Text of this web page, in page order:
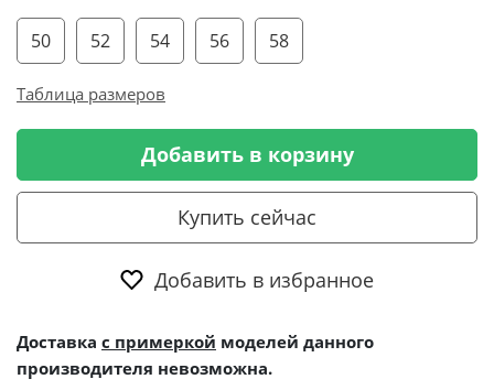
50 52 54 56 58
Таблица размеров
Добавить в корзину
Купить сейчас
Добавить в избранное
Доставка с примеркой моделей данного
производителя невозможна.